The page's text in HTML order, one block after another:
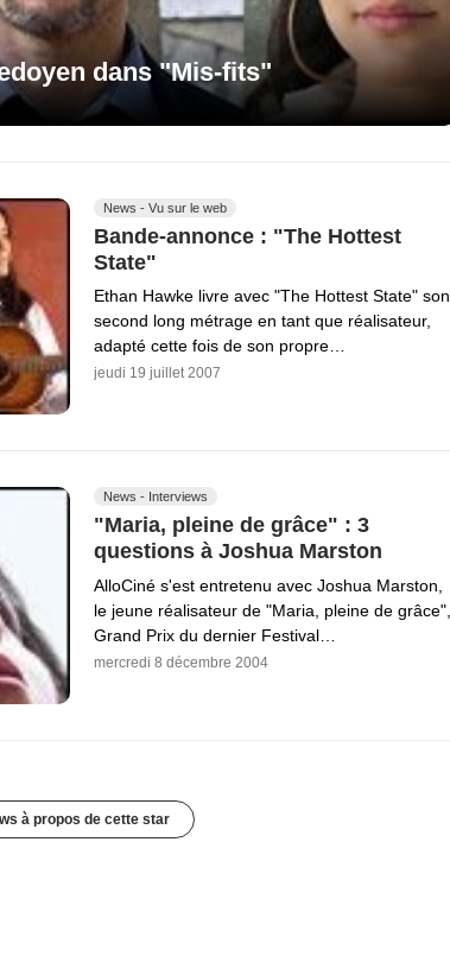
dans "Mis-fits"
News - Vu sur le web
Bande-annonce : "The Hottest
State"
Ethan Hawke livre avec "The Hottest State" son
second long métrage en tant que réalisateur,
adapté cette fois de son propre…
jeudi 19 juillet 2007
News - Interviews
"Maria, pleine de grâce" : 3
questions à Joshua Marston
AlloCiné s'est entretenu avec Joshua Marston,
le jeune réalisateur de "Maria, pleine de grâce",
Grand Prix du dernier Festival…
mercredi 8 décembre 2004
à propos de cette star